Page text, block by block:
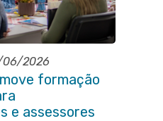
06/2026
formação
e assessores